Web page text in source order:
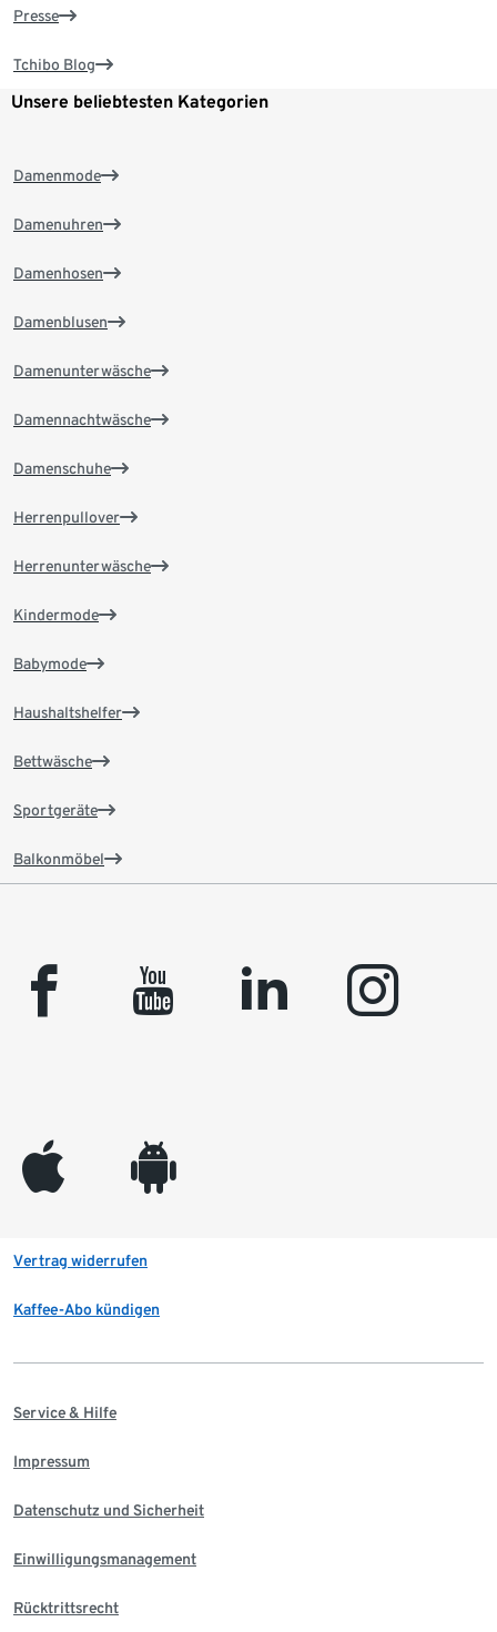
Presse
Tchibo Blog
Unsere beliebtesten Kategorien
Damenmode
Damenuhren
Damenhosen
Damenblusen
Damenunterwäsche
Damennachtwäsche
Damenschuhe
Herrenpullover
Herrenunterwäsche
Kindermode
Babymode
Haushaltshelfer
Bettwäsche
Sportgeräte
Balkonmöbel
facebook youtube linkedin instagram
appleinc android
Vertrag widerrufen
Kaffee-Abo kündigen
Service & Hilfe
Impressum
Datenschutz und Sicherheit
Einwilligungsmanagement
Rücktrittsrecht